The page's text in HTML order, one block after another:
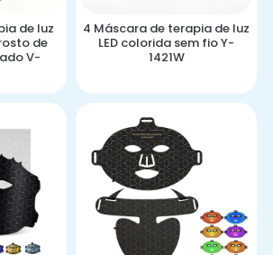
de luz
de
V-
4 Máscara de terapia de luz
LED colorida sem fio Y-
1421W